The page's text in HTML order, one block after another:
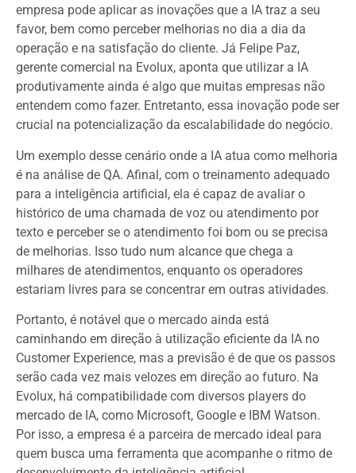
empresa pode aplicar as inovações que a IA traz a seu
favor, bem como perceber melhorias no dia a dia da
operação e na satisfação do cliente. Já Felipe Paz,
gerente comercial na Evolux, aponta que utilizar a IA
produtivamente ainda é algo que muitas empresas não
entendem como fazer. Entretanto, essa inovação pode ser
crucial na potencialização da escalabilidade do negócio.
Um exemplo desse cenário onde a IA atua como melhoria
é na análise de QA. Afinal, com o treinamento adequado
para a inteligência artificial, ela é capaz de avaliar o
histórico de uma chamada de voz ou atendimento por
texto e perceber se o atendimento foi bom ou se precisa
de melhorias. Isso tudo num alcance que chega a
milhares de atendimentos, enquanto os operadores
estariam livres para se concentrar em outras atividades.
Portanto, é notável que o mercado ainda está
caminhando em direção à utilização eficiente da IA no
Customer Experience, mas a previsão é de que os passos
serão cada vez mais velozes em direção ao futuro. Na
Evolux, há compatibilidade com diversos players do
mercado de IA, como Microsoft, Google e IBM Watson.
Por isso, a empresa é a parceira de mercado ideal para
quem busca uma ferramenta que acompanhe o ritmo de